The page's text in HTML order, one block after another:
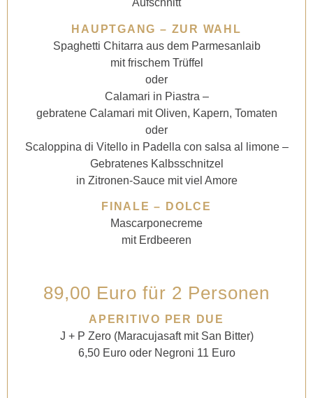
Aufschnitt
HAUPTGANG – ZUR WAHL
Spaghetti Chitarra aus dem Parmesanlaib
mit frischem Trüffel
oder
Calamari in Piastra –
gebratene Calamari mit Oliven, Kapern, Tomaten
oder
Scaloppina di Vitello in Padella con salsa al limone –
Gebratenes Kalbsschnitzel
in Zitronen-Sauce mit viel Amore
FINALE – DOLCE
Mascarponecreme
mit Erdbeeren
89,00 Euro für 2 Personen
APERITIVO PER DUE
J + P Zero (Maracujasaft mit San Bitter)
6,50 Euro oder Negroni 11 Euro